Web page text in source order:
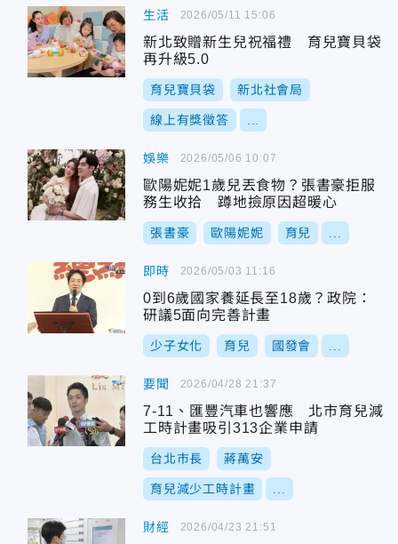
生活
新北致贈新生兒祝福禮 育兒寶貝袋
再升級5.0
育兒寶貝袋 新北社會局
線上有獎徵答
2026/05/11 15:06
娛樂
歐陽妮妮1歲兒丟食物？張書豪拒服
務生收拾 蹲地撿原因超暖心
張書豪 歐陽妮妮 育兒
2026/05/06 10:07
即時
0到6歲國家養延長至18歲？政院：
研議5面向完善計畫
少子女化 育兒 國發會
2026/05/03 11:16
要聞
7-11、匯豐汽車也響應 北市育兒減
工時計畫吸引313企業申請
台北市長 蔣萬安
育兒減少工時計畫
2026/04/28 21:37
財經 2026/04/23 21:51